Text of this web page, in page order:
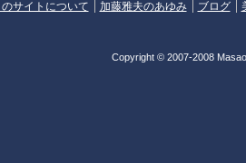
のサイトについて 加藤雅夫のあゆみ ブログ
Copyright © 2007-2008